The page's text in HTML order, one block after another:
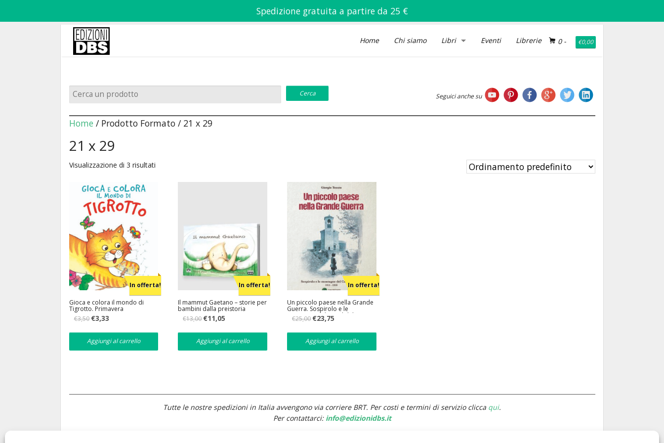
Spedizione gratuita a partire da 25 €
0- €0,00
Home Chi siamo Libri Eventi Librerie
Seguici anche su
Home/ Prodotto Formato / 21 x 29
21 x 29
Visualizzazione di 3 risultati
In offerta!
Gioca e colora il mondo di
Tigrotto. Primavera
€3,50 Il
originale
era:
€3,33Il
attuale
è:
Aggiungi al carrello
In offerta!
Il mammut Gaetano – storie per
bambini dalla preistoria
€13,00 Il
originale
era:
€11,05
attuale
è:
Aggiungi al carrello
In offerta!
Un piccolo paese nella Grande
Guerra. Sospirolo e le
montagne del Canal del Mis
€25,00 Il
originale
era:
€23,75
attuale
è:
Aggiungi al carrello
Tutte le nostre spedizioni in Italia avvengono via corriere BRT. Per costi e termini di servizio clicca qui.
Per contattarci: info@edizionidbs.it